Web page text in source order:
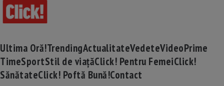
Ultima Oră!TrendingActualitateVedeteVideoPrime
TimeSportStil de viațăClick! Pentru FemeiClick!
SănătateClick! Poftă Bună!Contact